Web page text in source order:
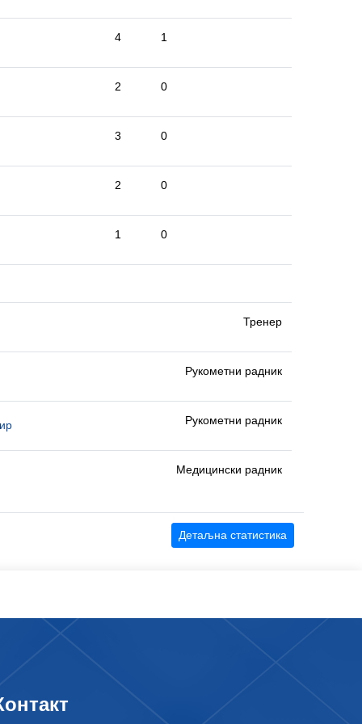
4 1
2 0
3 0
2 0
1 0
Тренер
Рукометни радник
Рукометни радник
Медицински радник
Детаљна статистика